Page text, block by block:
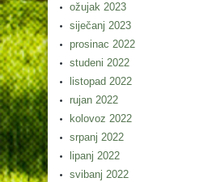
ožujak 2023
siječanj 2023
prosinac 2022
studeni 2022
listopad 2022
rujan 2022
kolovoz 2022
srpanj 2022
lipanj 2022
svibanj 2022